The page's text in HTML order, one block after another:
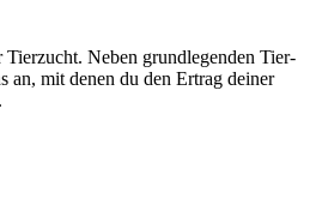
Neben grundlegenden Tier-
an, mit denen du den Ertrag deiner